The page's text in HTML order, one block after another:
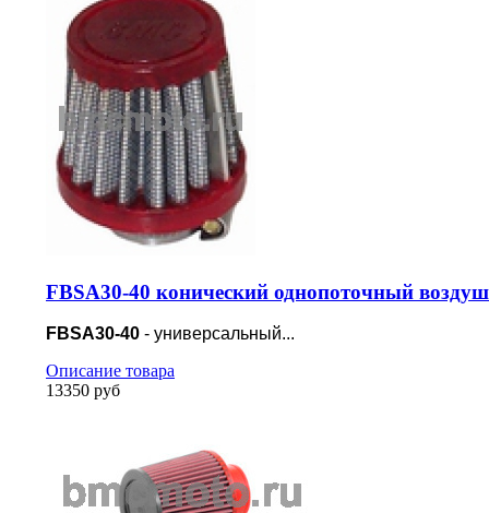
FBSA30-40 конический однопоточный
FBSA30-40 - универсальный...
Описание товара
13350 руб